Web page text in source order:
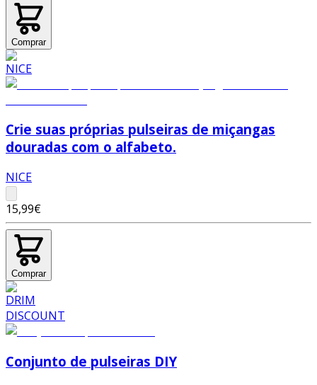
Comprar
Crie suas próprias pulseiras de miçangas
douradas com o alfabeto.
NICE
15,99€
Comprar
Conjunto de pulseiras DIY